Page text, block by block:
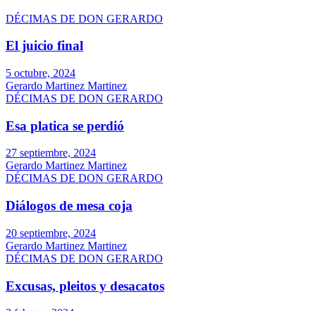
DÉCIMAS DE DON GERARDO
El juicio final
5 octubre, 2024
Gerardo Martinez Martinez
DÉCIMAS DE DON GERARDO
Esa platica se perdió
27 septiembre, 2024
Gerardo Martinez Martinez
DÉCIMAS DE DON GERARDO
Diálogos de mesa coja
20 septiembre, 2024
Gerardo Martinez Martinez
DÉCIMAS DE DON GERARDO
Excusas, pleitos y desacatos